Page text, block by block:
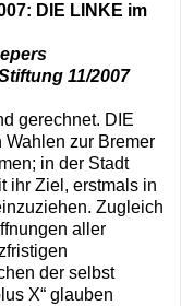
DIE LINKE im
11/2007
gerechnet. DIE
Wahlen zur Bremer
in der Stadt
ihr Ziel, erstmals in
Zugleich
aller
der selbst
X“ glauben